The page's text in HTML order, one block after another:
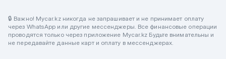
🔒 Важно! Mycar.kz никогда не запрашивает и не принимает оплату
через WhatsApp или другие мессенджеры. Все финансовые операции
проводятся только через приложение Mycar.kz Будьте внимательны и
не передавайте данные карт и оплату в мессенджерах.